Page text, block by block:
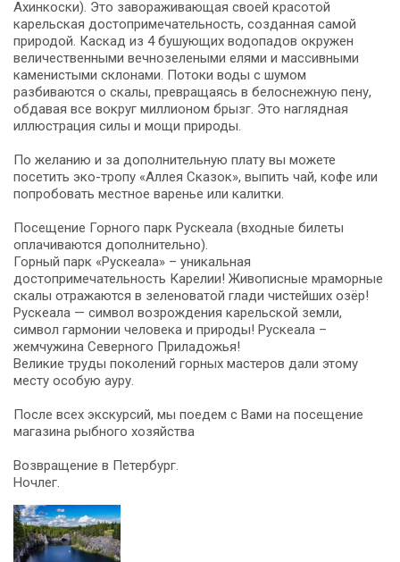
Ахинкоски). Это завораживающая своей красотой
карельская достопримечательность, созданная самой
природой. Каскад из 4 бушующих водопадов окружен
величественными вечнозелеными елями и массивными
каменистыми склонами. Потоки воды с шумом
разбиваются о скалы, превращаясь в белоснежную пену,
обдавая все вокруг миллионом брызг. Это наглядная
иллюстрация силы и мощи природы.
По желанию и за дополнительную плату вы можете
посетить эко-тропу «Аллея Сказок», выпить чай, кофе или
попробовать местное варенье или калитки.
Посещение Горного парк Рускеала (входные билеты
оплачиваются дополнительно).
Горный парк «Рускеала» – уникальная
достопримечательность Карелии! Живописные мраморные
скалы отражаются в зеленоватой глади чистейших озёр!
Рускеала — символ возрождения карельской земли,
символ гармонии человека и природы! Рускеала –
жемчужина Северного Приладожья!
Великие труды поколений горных мастеров дали этому
месту особую ауру.
После всех экскурсий, мы поедем с Вами на посещение
магазина рыбного хозяйства
Возвращение в Петербург.
Ночлег.